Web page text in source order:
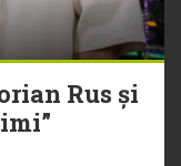
Rus și